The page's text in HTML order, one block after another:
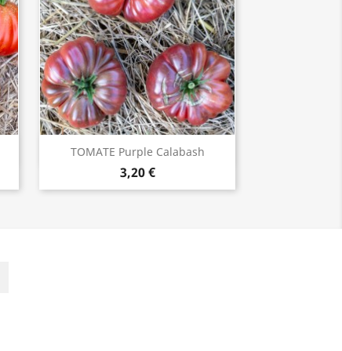
TOMATE Purple Calabash
3,20 €
 ACHETER